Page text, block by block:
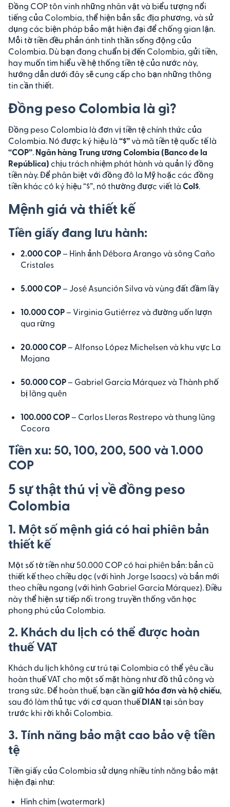
Đồng COP tôn vinh những nhân vật và biểu tượng nổi
tiếng của Colombia, thể hiện bản sắc địa phương, và sử
dụng các biện pháp bảo mật hiện đại để chống gian lận.
Mỗi tờ tiền đều phản ánh tinh thần sống động của
Colombia. Dù bạn đang chuẩn bị đến Colombia, gửi tiền,
hay muốn tìm hiểu về hệ thống tiền tệ của nước này,
hướng dẫn dưới đây sẽ cung cấp cho bạn những thông
tin cần thiết.
Đồng peso Colombia là gì?
Đồng peso Colombia là đơn vị tiền tệ chính thức của
Colombia. Nó được ký hiệu là “$”và mã tiền tệ quốc tế là
“COP”. Ngân hàng Trung ương Colombia (Banco de la
República) chịu trách nhiệm phát hành và quản lý đồng
tiền này. Để phân biệt với đồng đô la Mỹ hoặc các đồng
tiền khác có ký hiệu “$”, nó thường được viết là Col$.
Mệnh giá và thiết kế
Tiền giấy đang lưu hành:
2.000 COP– Hình ảnh Débora Arango và sông Caño
Cristales
5.000 COP– José Asunción Silva và vùng đất đầm lầy
10.000 COP– Virginia Gutiérrez và đường uốn lượn
qua rừng
20.000 COP– Alfonso López Michelsen và khu vực La
Mojana
50.000 COP– Gabriel García Márquez và Thành phố
bị lãng quên
100.000 COP– Carlos Lleras Restrepo và thung lũng
Cocora
Tiền xu: 50, 100, 200, 500 và 1.000
COP
5 sự thật thú vị về đồng peso
Colombia
1. Một số mệnh giá có hai phiên bản
thiết kế
Một số tờ tiền như 50.000 COP có hai phiên bản: bản cũ
thiết kế theo chiều dọc (với hình Jorge Isaacs) và bản mới
theo chiều ngang (với hình Gabriel García Márquez). Điều
này thể hiện sự tiếp nối trong truyền thống văn học
phong phú của Colombia.
2. Khách du lịch có thể được hoàn
thuế VAT
Khách du lịch không cư trú tại Colombia có thể yêu cầu
hoàn thuế VAT cho một số mặt hàng như đồ thủ công và
trang sức. Để hoàn thuế, bạn cần giữ hóa đơn và hộ chiếu,
sau đó làm thủ tục với cơ quan thuếDIAN tại sân bay
trước khi rời khỏi Colombia.
3. Tính năng bảo mật cao bảo vệ tiền
tệ
Tiền giấy của Colombia sử dụng nhiều tính năng bảo mật
hiện đại như:
Hình chìm (watermark)